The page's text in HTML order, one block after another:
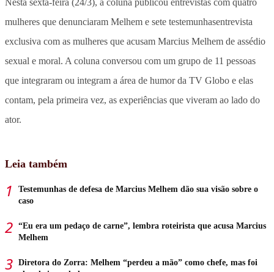
mulheres que denunciaram Melhem e sete testemunhasentrevista
exclusiva com as mulheres que acusam Marcius Melhem de assédio
sexual e moral. A coluna conversou com um grupo de 11 pessoas
que integraram ou integram a área de humor da TV Globo e elas
contam, pela primeira vez, as experiências que viveram ao lado do
ator.
Leia também
Testemunhas de defesa de Marcius Melhem dão sua visão sobre o
caso
“Eu era um pedaço de carne”, lembra roteirista que acusa Marcius
Melhem
Diretora do Zorra: Melhem “perdeu a mão” como chefe, mas foi